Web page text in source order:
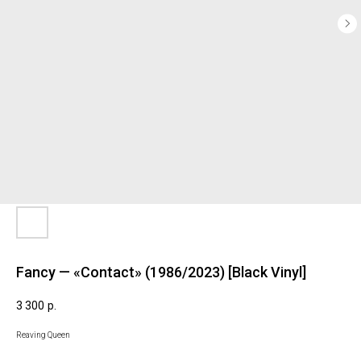
Fancy — «Contact» (1986/2023) [Black Vinyl]
3 300 р.
Reaving Queen